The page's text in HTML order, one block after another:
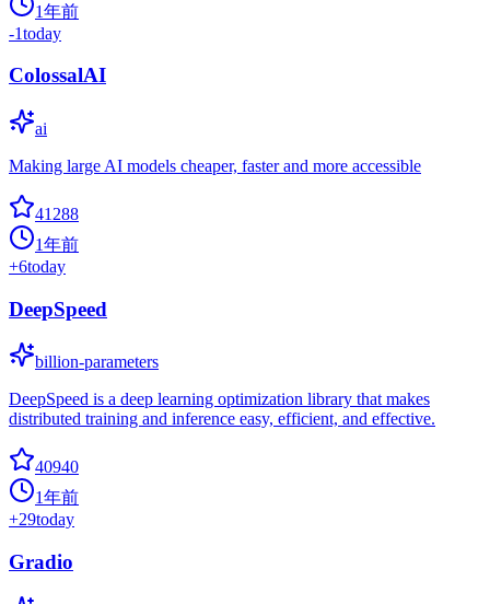
1年前
-1today
ColossalAI
ai
Making large AI models cheaper, faster and more accessible
41288
1年前
+6today
DeepSpeed
billion-parameters
DeepSpeed is a deep learning optimization library that makes
distributed training and inference easy, efficient, and effective.
40940
1年前
+29today
Gradio